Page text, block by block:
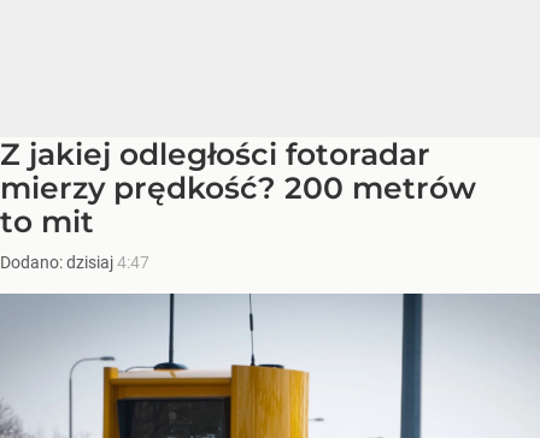
Z jakiej odległości fotoradar
mierzy prędkość? 200 metrów
to mit
Dodano:dzisiaj4:47